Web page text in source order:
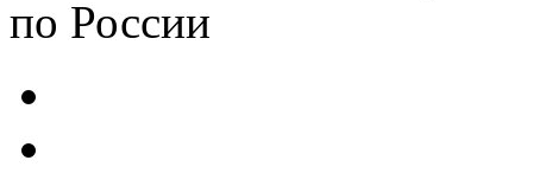
по России